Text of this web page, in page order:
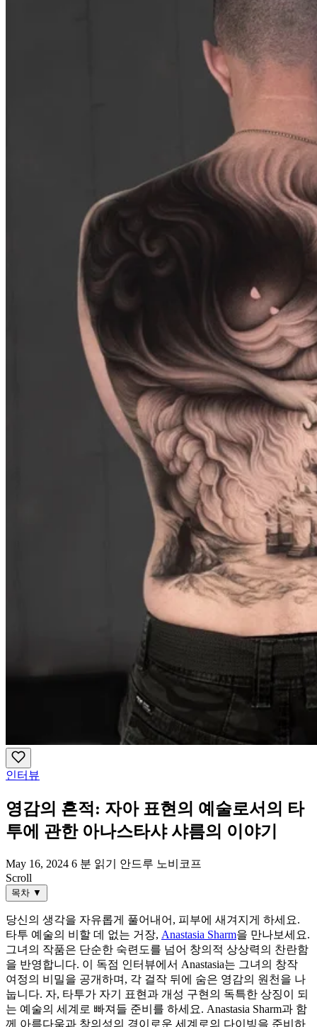
인터뷰
영감의 흔적: 자아 표현의 예술로서의 타
투에 관한 아나스타샤 샤름의 이야기
May 16, 2024 6 분 읽기
안드루 노비코프
Scroll
목차 ▼
당신의 생각을 자유롭게 풀어내어, 피부에 새겨지게 하세요.
타투 예술의 비할 데 없는 거장, Anastasia Sharm을 만나보세요.
그녀의 작품은 단순한 숙련도를 넘어 창의적 상상력의 찬란함
을 반영합니다. 이 독점 인터뷰에서 Anastasia는 그녀의 창작
여정의 비밀을 공개하며, 각 걸작 뒤에 숨은 영감의 원천을 나
눕니다. 자, 타투가 자기 표현과 개성 구현의 독특한 상징이 되
는 예술의 세계로 빠져들 준비를 하세요. Anastasia Sharm과 함
께 아름다움과 창의성의 경이로운 세계로의 다이빙을 준비하